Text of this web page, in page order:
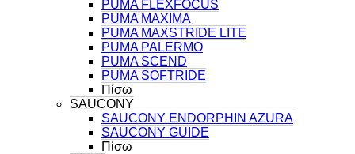
PUMA FLEXFOCUS
PUMA MAXIMA
PUMA MAXSTRIDE LITE
PUMA PALERMO
PUMA SCEND
PUMA SOFTRIDE
Πίσω
SAUCONY
SAUCONY ENDORPHIN AZURA
SAUCONY GUIDE
Πίσω